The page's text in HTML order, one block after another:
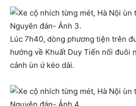
Lúc 7h40, dòng phương tiện trên
hướng về Khuất Duy Tiến nối đuôi
cảnh ùn ứ kéo dài.